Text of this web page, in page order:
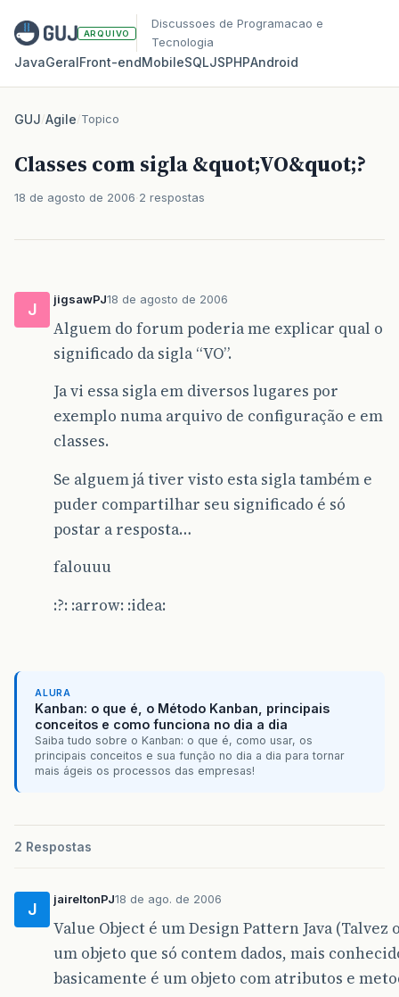
ARQUIVO
Discussoes de Programacao e
Tecnologia
JavaGeralFront‑endMobileSQLJSPHPAndroid
GUJ/Agile/Topico
Classes com sigla &quot;VO&quot;?
18 de agosto de 2006 2 respostas
J
jigsawPJ18 de agosto de 2006
Alguem do forum poderia me explicar qual o
significado da sigla “VO”.
Ja vi essa sigla em diversos lugares por
exemplo numa arquivo de configuração e em
classes.
Se alguem já tiver visto esta sigla também e
puder compartilhar seu significado é só
postar a resposta…
falouuu
:?: :arrow: :idea:
ALURA
Kanban: o que é, o Método Kanban, principais
conceitos e como funciona no dia a dia
Saiba tudo sobre o Kanban: o que é, como usar, os
principais conceitos e sua função no dia a dia para tornar
mais ágeis os processos das empresas!
2 Respostas
J
jaireltonPJ18 de ago. de 2006
Value Object é um Design Pattern Java
um objeto que só contem dados, mais
basicamente é um objeto com atributos e